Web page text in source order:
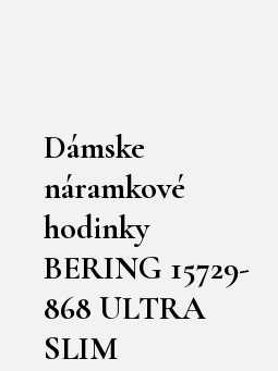
Dámske
náramkové
hodinky
BERING 15729-
868 ULTRA
SLIM